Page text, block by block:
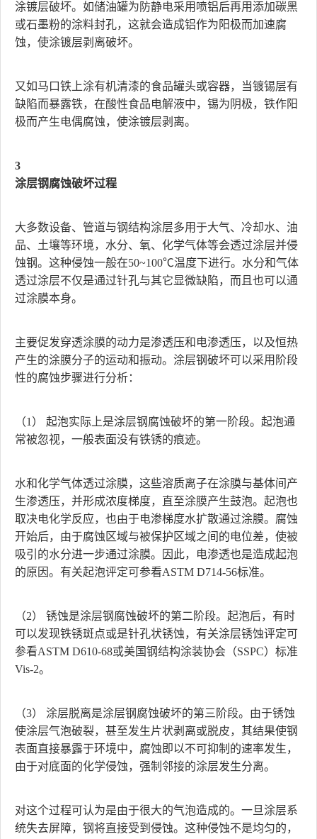
涂镀层破坏。如储油罐为防静电采用喷铝后再用添加碳黑
或石墨粉的涂料封孔，这就会造成铝作为阳极而加速腐
蚀，使涂镀层剥离破坏。
又如马口铁上涂有机清漆的食品罐头或容器，当镀锡层有
缺陷而暴露铁，在酸性食品电解液中，锡为阴极，铁作阳
极而产生电偶腐蚀，使涂镀层剥离。
3
涂层钢腐蚀破坏过程
大多数设备、管道与钢结构涂层多用于大气、冷却水、油
品、土壤等环境，水分、氧、化学气体等会透过涂层并侵
蚀钢。这种侵蚀一般在50~100℃温度下进行。水分和气体
透过涂层不仅是通过针孔与其它显微缺陷，而且也可以通
过涂膜本身。
主要促发穿透涂膜的动力是渗透压和电渗透压，以及恒热
产生的涂膜分子的运动和振动。涂层钢破坏可以采用阶段
性的腐蚀步骤进行分析：
（1） 起泡实际上是涂层钢腐蚀破坏的第一阶段。起泡通
常被忽视，一般表面没有铁锈的痕迹。
水和化学气体透过涂膜，这些溶质离子在涂膜与基体间产
生渗透压，并形成浓度梯度，直至涂膜产生鼓泡。起泡也
取决电化学反应，也由于电渗梯度水扩散通过涂膜。腐蚀
开始后，由于腐蚀区域与被保护区域之间的电位差，使被
吸引的水分进一步通过涂膜。因此，电渗透也是造成起泡
的原因。有关起泡评定可参看ASTM D714-56标准。
（2） 锈蚀是涂层钢腐蚀破坏的第二阶段。起泡后，有时
可以发现铁锈斑点或是针孔状锈蚀，有关涂层锈蚀评定可
参看ASTM D610-68或美国钢结构涂装协会（SSPC）标准
Vis-2。
（3） 涂层脱离是涂层钢腐蚀破坏的第三阶段。由于锈蚀
使涂层气泡破裂，甚至发生片状剥离或脱皮，其结果使钢
表面直接暴露于环境中，腐蚀即以不可抑制的速率发生，
由于对底面的化学侵蚀，强制邻接的涂层发生分离。
对这个过程可认为是由于很大的气泡造成的。一旦涂层系
统失去屏障，钢将直接受到侵蚀。这种侵蚀不是均匀的，